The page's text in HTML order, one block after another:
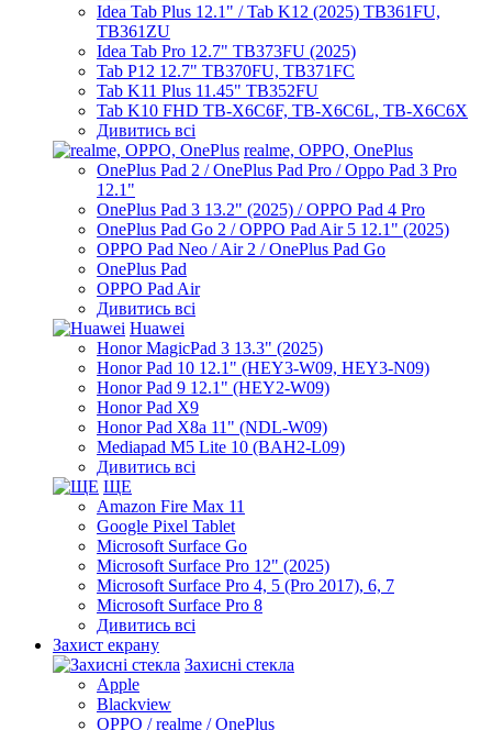
Idea Tab Plus 12.1" / Tab K12 (2025) TB361FU,
TB361ZU
Idea Tab Pro 12.7" TB373FU (2025)
Tab P12 12.7" TB370FU, TB371FC
Tab K11 Plus 11.45" TB352FU
Tab K10 FHD TB-X6C6F, TB-X6C6L, TB-X6C6X
Дивитись всі
realme, OPPO, OnePlus
OnePlus Pad 2 / OnePlus Pad Pro / Oppo Pad 3 Pro
12.1"
OnePlus Pad 3 13.2" (2025) / OPPO Pad 4 Pro
OnePlus Pad Go 2 / OPPO Pad Air 5 12.1" (2025)
OPPO Pad Neo / Air 2 / OnePlus Pad Go
OnePlus Pad
OPPO Pad Air
Дивитись всі
Huawei
Honor MagicPad 3 13.3" (2025)
Honor Pad 10 12.1" (HEY3-W09, HEY3-N09)
Honor Pad 9 12.1" (HEY2-W09)
Honor Pad X9
Honor Pad X8a 11" (NDL-W09)
Mediapad M5 Lite 10 (BAH2-L09)
Дивитись всі
ЩЕ
Amazon Fire Max 11
Google Pixel Tablet
Microsoft Surface Go
Microsoft Surface Pro 12" (2025)
Microsoft Surface Pro 4, 5 (Pro 2017), 6, 7
Microsoft Surface Pro 8
Дивитись всі
Захист екрану
Захисні стекла
Apple
Blackview
OPPO / realme / OnePlus